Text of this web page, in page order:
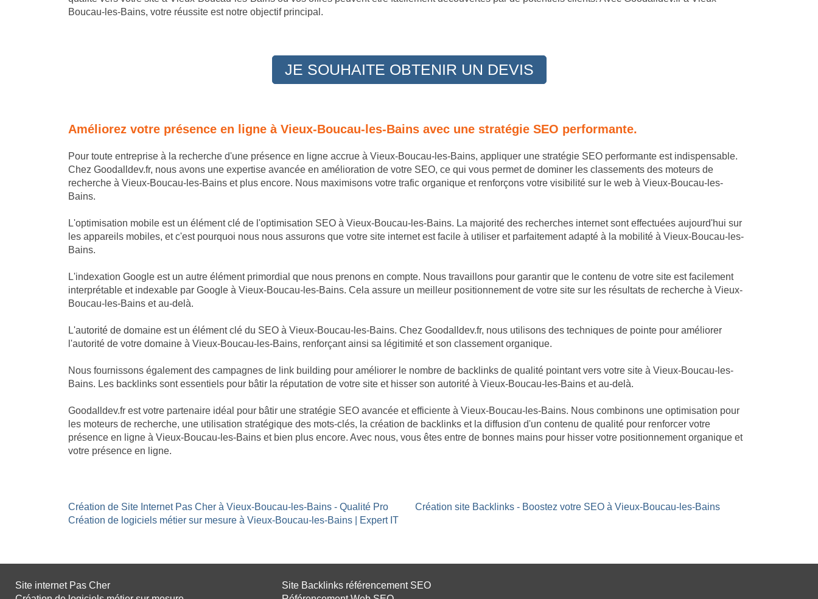
Boucau-les-Bains, votre réussite est notre objectif principal.
JE SOUHAITE OBTENIR UN DEVIS
Améliorez votre présence en ligne à Vieux-Boucau-les-Bains avec une stratégie SEO performante.
Pour toute entreprise à la recherche d'une présence en ligne accrue à Vieux-Boucau-les-Bains, appliquer une stratégie SEO performante est indispensable.
Chez Goodalldev.fr, nous avons une expertise avancée en amélioration de votre SEO, ce qui vous permet de dominer les classements des moteurs de
recherche à Vieux-Boucau-les-Bains et plus encore. Nous maximisons votre trafic organique et renforçons votre visibilité sur le web à Vieux-Boucau-les-
Bains.
L'optimisation mobile est un élément clé de l'optimisation SEO à Vieux-Boucau-les-Bains. La majorité des recherches internet sont effectuées aujourd'hui sur
les appareils mobiles, et c'est pourquoi nous nous assurons que votre site internet est facile à utiliser et parfaitement adapté à la mobilité à Vieux-Boucau-les-
Bains.
L'indexation Google est un autre élément primordial que nous prenons en compte. Nous travaillons pour garantir que le contenu de votre site est facilement
interprétable et indexable par Google à Vieux-Boucau-les-Bains. Cela assure un meilleur positionnement de votre site sur les résultats de recherche à Vieux-
Boucau-les-Bains et au-delà.
L'autorité de domaine est un élément clé du SEO à Vieux-Boucau-les-Bains. Chez Goodalldev.fr, nous utilisons des techniques de pointe pour améliorer
l'autorité de votre domaine à Vieux-Boucau-les-Bains, renforçant ainsi sa légitimité et son classement organique.
Nous fournissons également des campagnes de link building pour améliorer le nombre de backlinks de qualité pointant vers votre site à Vieux-Boucau-les-
Bains. Les backlinks sont essentiels pour bâtir la réputation de votre site et hisser son autorité à Vieux-Boucau-les-Bains et au-delà.
Goodalldev.fr est votre partenaire idéal pour bâtir une stratégie SEO avancée et efficiente à Vieux-Boucau-les-Bains. Nous combinons une optimisation pour
les moteurs de recherche, une utilisation stratégique des mots-clés, la création de backlinks et la diffusion d'un contenu de qualité pour renforcer votre
présence en ligne à Vieux-Boucau-les-Bains et bien plus encore. Avec nous, vous êtes entre de bonnes mains pour hisser votre positionnement organique et
votre présence en ligne.
Création de Site Internet Pas Cher à Vieux-Boucau-les-Bains - Qualité Pro
Création de logiciels métier sur mesure à Vieux-Boucau-les-Bains | Expert IT
Création site Backlinks - Boostez votre SEO à Vieux-Boucau-les-Bains
Site internet Pas Cher
Site Backlinks référencement SEO